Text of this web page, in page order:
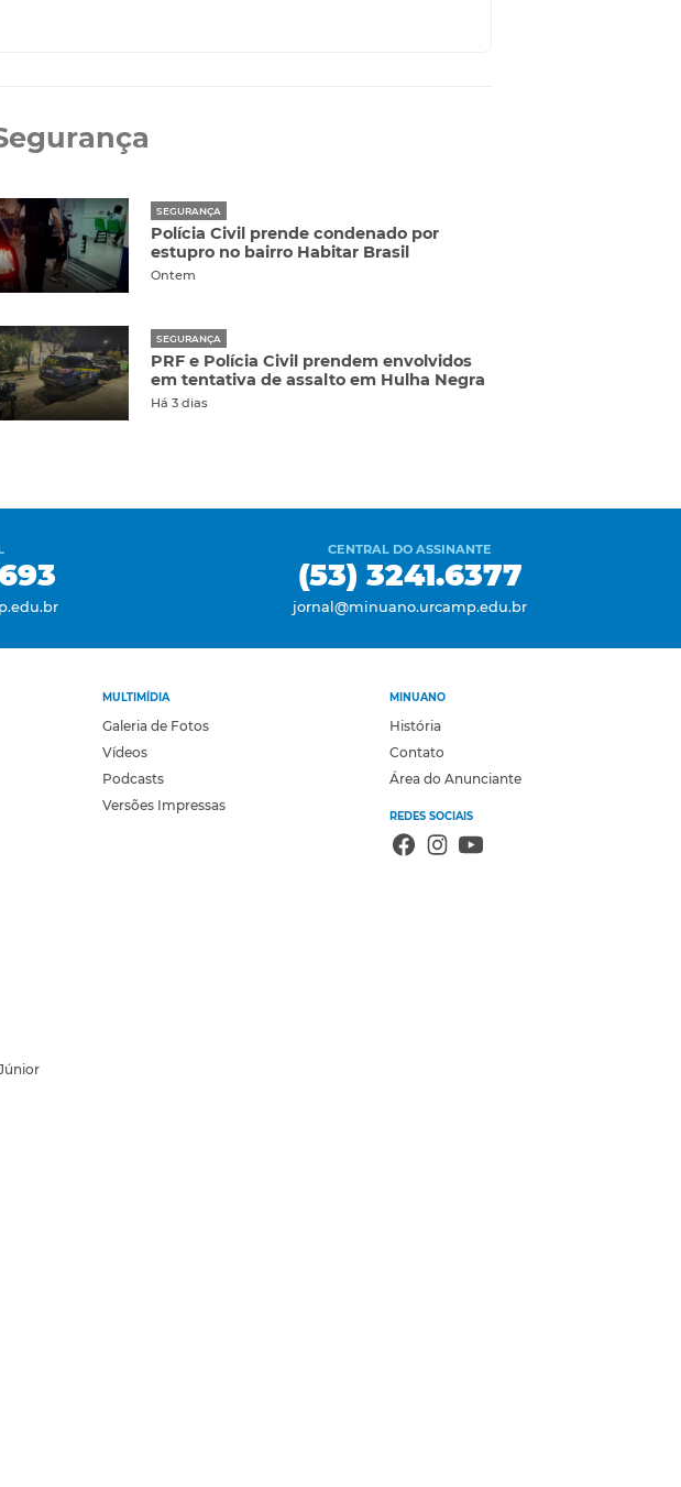
SEGURANÇA
Polícia Civil prende condenado por
estupro no bairro Habitar Brasil
Ontem
SEGURANÇA
PRF e Polícia Civil prendem envolvidos
em tentativa de assalto em Hulha Negra
Há 3 dias
CENTRAL DO ASSINANTE
(53) 3241.6377
jornal@minuano.urcamp.edu.br
MULTIMÍDIA
Galeria de Fotos
Vídeos
Podcasts
Versões Impressas
MINUANO
História
Contato
Área do Anunciante
REDES SOCIAIS